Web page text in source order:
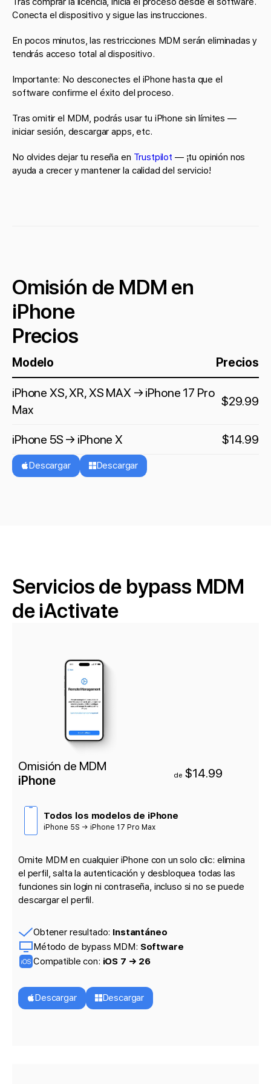
Conecta el dispositivo y sigue las instrucciones.
En pocos minutos, las restricciones MDM serán eliminadas y
tendrás acceso total al dispositivo.
Importante: No desconectes el iPhone hasta que el
software confirme el éxito del proceso.
Tras omitir el MDM, podrás usar tu iPhone sin límites —
iniciar sesión, descargar apps, etc.
No olvides dejar tu reseña en Trustpilot — ¡tu opinión nos
ayuda a crecer y mantener la calidad del servicio!
Omisión de MDM en
iPhone
Precios
Modelo Precios
iPhone XS, XR, XS MAX → iPhone 17 Pro
Max
$29.99
iPhone 5S → iPhone X $14.99
Descargar Descargar
Servicios de bypass MDM
de iActivate
Omisión de MDM
iPhone
de $14.99
Todos los modelos de iPhone
iPhone 5S → iPhone 17 Pro Max
Omite MDM en cualquier iPhone con un solo clic: elimina
el perfil, salta la autenticación y desbloquea todas las
funciones sin login ni contraseña, incluso si no se puede
descargar el perfil.
Obtener resultado: Instantáneo
Método de bypass MDM: Software
Compatible con: iOS 7 → 26
Descargar Descargar